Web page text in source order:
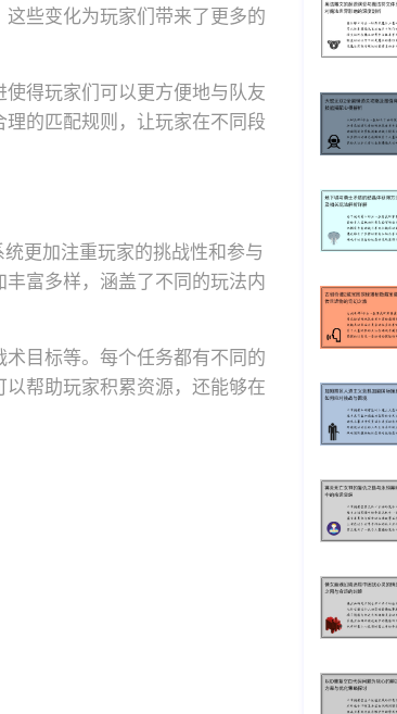
些变化为玩家们带来了更多的
得玩家们可以更方便地与队友
的匹配规则，让玩家在不同段
更加注重玩家的挑战性和参与
富多样，涵盖了不同的玩法内
目标等。每个任务都有不同的
帮助玩家积累资源，还能够在